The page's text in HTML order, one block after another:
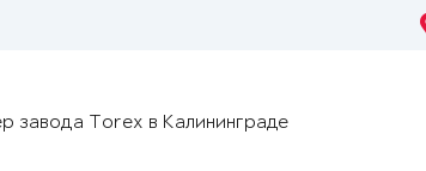
завода Torex в Калининграде